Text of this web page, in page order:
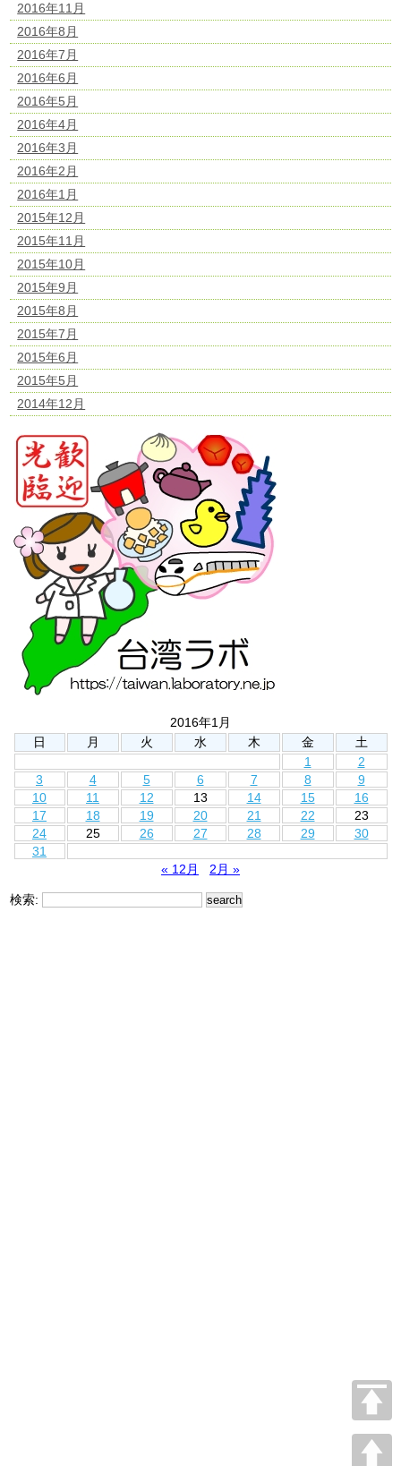
2016年11月
2016年8月
2016年7月
2016年6月
2016年5月
2016年4月
2016年3月
2016年2月
2016年1月
2015年12月
2015年11月
2015年10月
2015年9月
2015年8月
2015年7月
2015年6月
2015年5月
2014年12月
2016年1月
日
月 火 水 木 金
土
1
2
3
4 5 6 7 8
9
10
11 12 13 14 15
16
17
18 19 20 21 22
23
24
25 26 27 28 29
30
31
« 12月
2月 »
検索: